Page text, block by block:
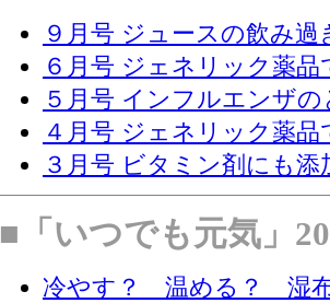
９月号 ジュースの飲み過
６月号 ジェネリック薬
５月号 インフルエンザ
４月号 ジェネリック薬
３月号 ビタミン剤にも添
■「いつでも元気」
冷やす？ 温める？ 湿